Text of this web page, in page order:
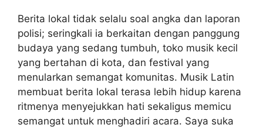
Berita lokal tidak selalu soal angka dan laporan
polisi; seringkali ia berkaitan dengan panggung
budaya yang sedang tumbuh, toko musik kecil
yang bertahan di kota, dan festival yang
menularkan semangat komunitas. Musik Latin
membuat berita lokal terasa lebih hidup karena
ritmenya menyejukkan hati sekaligus memicu
semangat untuk menghadiri acara. Saya suka